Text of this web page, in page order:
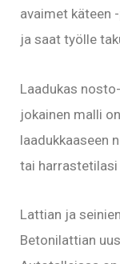
avaimet käteen
ja saat työlle
Laadukas
jokainen malli
laadukkaaseen
tai harrastetilasi
Lattian ja
Betonilattian